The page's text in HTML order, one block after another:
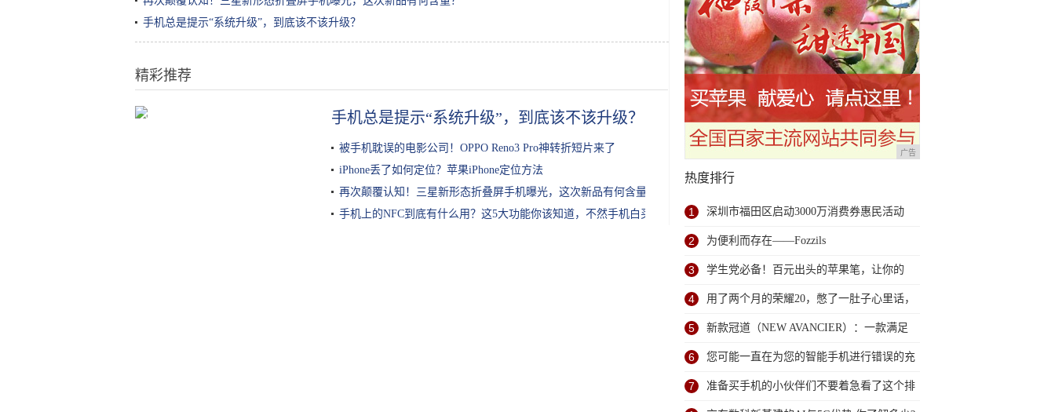
手机总是提示“系统升级”，到底该不该升级？
精彩推荐
这款电动牙刷的UV杀菌+自动烘
手机总是提示“系统升级”，到底该不该升级？
被手机耽误的电影公司！OPPO Reno3 Pro神转折短片来了
iPhone丢了如何定位？苹果iPhone定位方法
再次颠覆认知！三星新形态折叠屏手机曝光，这次新品有何含量？
手机上的NFC到底有什么用？这5大功能你该知道，不然手机白买了！
广告
热度排行
1 深圳市福田区启动3000万消费券惠民活动
2 为便利而存在——Fozzils
3 学生党必备！百元出头的苹果笔，让你的
iPad成为学习神器
4 用了两个月的荣耀20，憋了一肚子心里话，
今天终于一吐为快
5 新款冠道（NEW AVANCIER）：一款满足
任何苛刻要求的SUV
6 您可能一直在为您的智能手机进行错误的充
电方式
7 准备买手机的小伙伴们不要着急看了这个排